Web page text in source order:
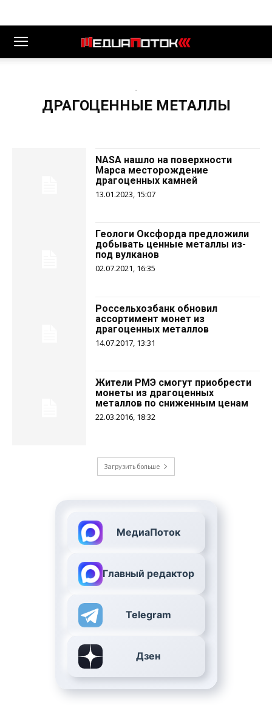
-
ДРАГОЦЕННЫЕ МЕТАЛЛЫ
NASA нашло на поверхности
Марса месторождение
драгоценных камней
13.01.2023, 15:07
Геологи Оксфорда предложили
добывать ценные металлы из-
под вулканов
02.07.2021, 16:35
Россельхозбанк обновил
ассортимент монет из
драгоценных металлов
14.07.2017, 13:31
Жители РМЭ смогут приобрести
монеты из драгоценных
металлов по сниженным ценам
22.03.2016, 18:32
Загрузить больше
МедиаПоток
Главный редактор
Telegram
Дзен